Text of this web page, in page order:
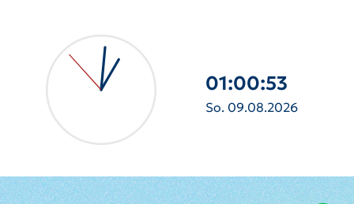
01:00:54
So. 09.08.2026